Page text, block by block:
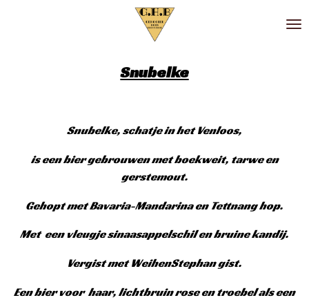
Snubelke
Snubelke, schatje in het Venloos,
is een bier gebrouwen met boekweit, tarwe en
gerstemout.
Gehopt met Bavaria-Mandarina en Tettnang hop.
Met een vleugje sinaasappelschil en bruine kandij.
Vergist met WeihenStephan gist.
Een bier voor haar, lichtbruin rose en troebel als een